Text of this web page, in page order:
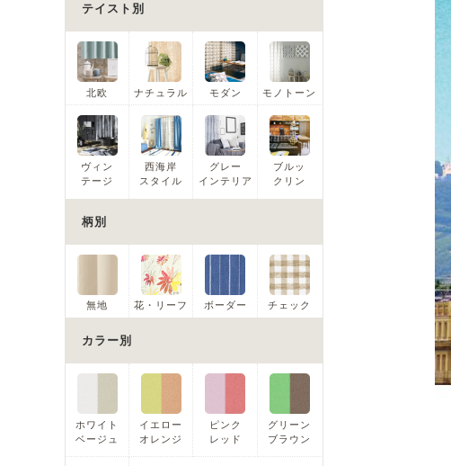
テイスト別
北欧 ナチュラル モダン モノトーン
ヴィン
テージ
西海岸
スタイル
グレー
インテリア
ブルッ
クリン
柄別
無地 花・リーフ ボーダー チェック
カラー別
ホワイト
ベージュ
イエロー
オレンジ
ピンク
レッド
グリーン
ブラウン